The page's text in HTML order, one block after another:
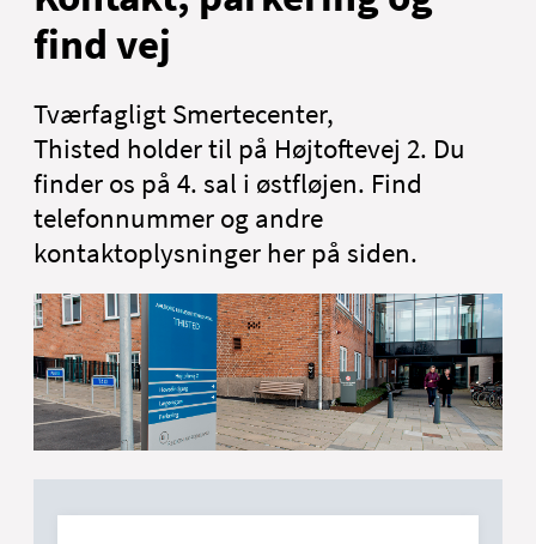
find vej
Tværfagligt Smertecenter,
Thisted holder til på Højtoftevej 2. Du
finder os på 4. sal i østfløjen. Find
telefonnummer og andre
kontaktoplysninger her på siden.